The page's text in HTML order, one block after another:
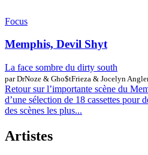
Focus
Memphis, Devil Shyt
La face sombre du dirty south
par DrNoze & Gho$tFrieza & Jocelyn
Retour sur l’importante scène du
d’une sélection de 18 cassettes pour
des scènes les plus...
Artistes